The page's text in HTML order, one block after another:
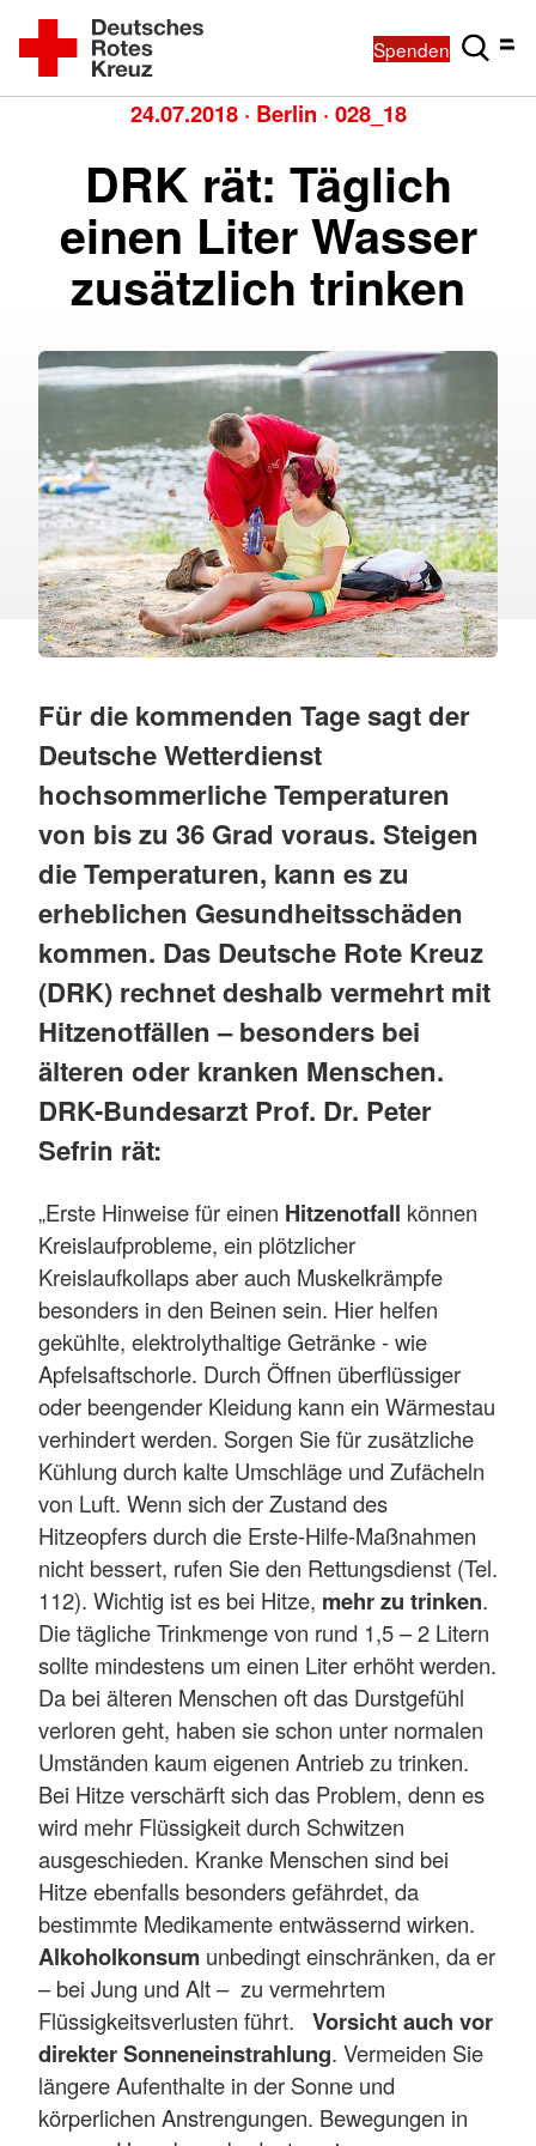
Spenden
24.07.2018 · Berlin · 028_18
DRK rät: Täglich
einen Liter Wasser
zusätzlich trinken
Für die kommenden Tage sagt der
Deutsche Wetterdienst
hochsommerliche Temperaturen
von bis zu 36 Grad voraus. Steigen
die Temperaturen, kann es zu
erheblichen Gesundheitsschäden
kommen. Das Deutsche Rote Kreuz
(DRK) rechnet deshalb vermehrt mit
Hitzenotfällen – besonders bei
älteren oder kranken Menschen.
DRK-Bundesarzt Prof. Dr. Peter
Sefrin rät:
„Erste Hinweise für einen Hitzenotfall können
Kreislaufprobleme, ein plötzlicher
Kreislaufkollaps aber auch Muskelkrämpfe
besonders in den Beinen sein. Hier helfen
gekühlte, elektrolythaltige Getränke - wie
Apfelsaftschorle. Durch Öffnen überflüssiger
oder beengender Kleidung kann ein Wärmestau
verhindert werden. Sorgen Sie für zusätzliche
Kühlung durch kalte Umschläge und Zufächeln
von Luft. Wenn sich der Zustand des
Hitzeopfers durch die Erste-Hilfe-Maßnahmen
nicht bessert, rufen Sie den Rettungsdienst (Tel.
112). Wichtig ist es bei Hitze, mehr zu trinken.
Die tägliche Trinkmenge von rund 1,5 – 2 Litern
sollte mindestens um einen Liter erhöht werden.
Da bei älteren Menschen oft das Durstgefühl
verloren geht, haben sie schon unter normalen
Umständen kaum eigenen Antrieb zu trinken.
Bei Hitze verschärft sich das Problem, denn es
wird mehr Flüssigkeit durch Schwitzen
ausgeschieden. Kranke Menschen sind bei
Hitze ebenfalls besonders gefährdet, da
bestimmte Medikamente entwässernd wirken.
Alkoholkonsum unbedingt einschränken, da er
– bei Jung und Alt – zu vermehrtem
Flüssigkeitsverlusten führt. Vorsicht auch vor
direkter Sonneneinstrahlung. Vermeiden Sie
längere Aufenthalte in der Sonne und
körperlichen Anstrengungen. Bewegungen in